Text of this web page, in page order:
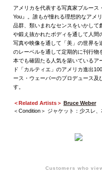
アメリカを代表する写真家ブルー
You』。誰もが憧れる理想的なアメ
品群、類いまれなセンスをいかして
や鍛え抜かれたボディを通して人間
写真や映像を通して「美」の世界を
のレーベルを通して定期的に刊行物
本でも確固たる人気を築いているア
ド「カルティエ」のアメリカ進出
ース・ウェーバーのプロデュース
す。
＜Related Artists＞ Bruce Weber
＜Condition＞ ジャケット：少スレ
Customers who